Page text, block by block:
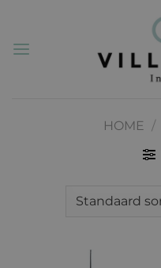
inhoud
HOME /